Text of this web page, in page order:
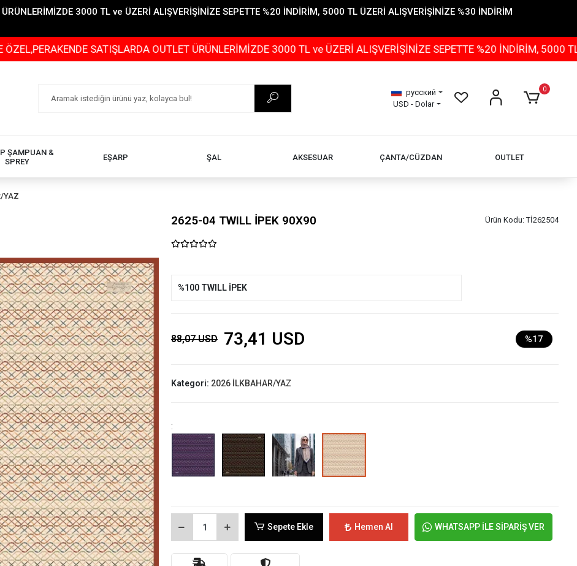
3000 TL ve ÜZERİ ALIŞVERİŞİNİZE SEPETTE %20 İNDİRİM, 5000 TL ÜZERİ ALIŞVERİŞİNİZE %30 İNDİRİM
SATIŞLARDA OUTLET ÜRÜNLERİMİZDE 3000 TL ve ÜZERİ ALIŞVERİŞİNİZE SEPETTE %20 İNDİRİM, 5000 TL
русский
USD - Dolar
0
ŞAMPUAN &
SPREY
EŞARP ŞAL AKSESUAR ÇANTA/CÜZDAN OUTLET
YAZ
2625-04 TWILL İPEK 90X90 Ürün Kodu:Tİ262504
%100 TWILL İPEK
88,07 USD 73,41 USD %17
Kategori: 2026 İLKBAHAR/YAZ
:
Sepete Ekle Hemen Al WHATSAPP İLE SİPARİŞ VER